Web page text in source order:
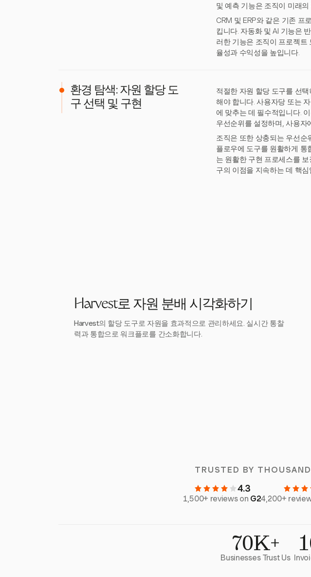
및 예측 기능은 조직이 미래
CRM 및 ERP와 같은 기존 프
킵니다. 자동화 및 AI 기능은
러한 기능은 조직이 프로젝트
율성과 수익성을 높입니다.
환경 탐색: 자원 할당 도
구 선택 및 구현
적절한 자원 할당 도구를 선
해야 합니다. 사용자당 또는
에 맞추는 데 필수적입니다.
우선순위를 설정하며, 사용자
조직은 또한 상충되는 우선순
플로우에 도구를 원활하게 통
는 원활한 구현 프로세스를
구의 이점을 지속하는 데 핵심
Harvest로 자원 분배 시각화하기
Harvest의 할당 도구로 자원을 효과적으로 관리하세요. 실시간 통찰
력과 통합으로 워크플로를 간소화합니다.
TRUSTED BY
4.3
1,500+ reviews on G24,200+
70K+
Businesses Trust Us